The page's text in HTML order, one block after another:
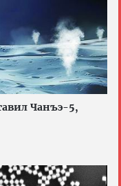
Чанъэ-5,